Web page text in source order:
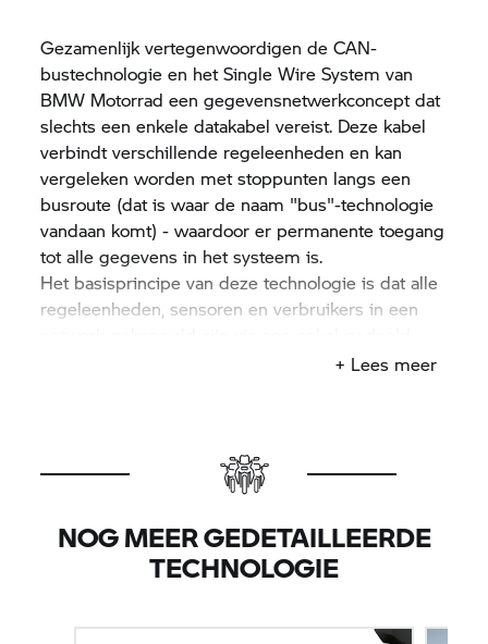
Gezamenlijk vertegenwoordigen de CAN-
bustechnologie en het Single Wire System van
BMW Motorrad een gegevensnetwerkconcept dat
slechts een enkele datakabel vereist. Deze kabel
verbindt verschillende regeleenheden en kan
vergeleken worden met stoppunten langs een
busroute (dat is waar de naam "bus"-technologie
vandaan komt) - waardoor er permanente toegang
tot alle gegevens in het systeem is.
Het basisprincipe van deze technologie is dat alle
regeleenheden, sensoren en verbruikers in een
kanaal, waarin alle signalen samenkomen,
Motorrijders hebben ook toegang tot de SWS-
gegevens en kunnen veel informatie verkrijgen via
op het digitale display omvat de ingeschakelde
versnelling, het brandstofpeil, de olietemperatuur,
de brandstofreserve wordt bereikt. Een fotocel
+ Lees meer
NOG MEER GEDETAILLEERDE
TECHNOLOGIE